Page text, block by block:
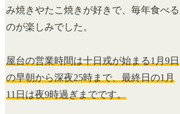
み焼きやたこ焼きが好きで、毎年食べる
のが楽しみでした。
屋台の営業時間は十日戎が始まる1月9日
の早朝から深夜25時まで、最終日の1月
11日は夜9時過ぎまでです。